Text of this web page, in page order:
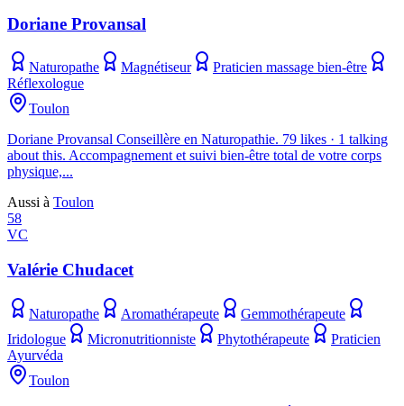
Doriane Provansal
Naturopathe Magnétiseur
Praticien massage bien-être
Réflexologue
Toulon
Doriane Provansal Conseillère en Naturopathie. 79 likes · 1 talking
about this. Accompagnement et suivi bien-être total de votre corps
physique,...
Aussi à Toulon
58
VC
Valérie Chudacet
Naturopathe Aromathérapeute
Gemmothérapeute
Iridologue
Micronutritionniste Phytothérapeute
Praticien
Ayurvéda
Toulon